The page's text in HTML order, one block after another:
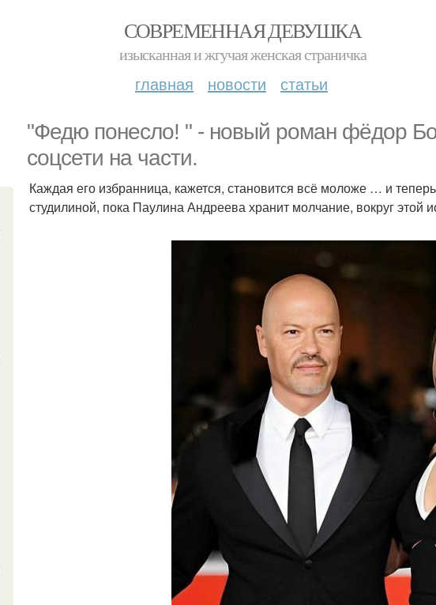
СОВРЕМЕННАЯ ДЕВУШКА
изысканная и жгучая женская страничка
главная новости статьи
"Федю понесло! " - новый роман фёдор
соцсети на части.
Каждая его избранница, кажется, становится всё моложе … и
студилиной, пока Паулина Андреева хранит молчание, вокруг этой